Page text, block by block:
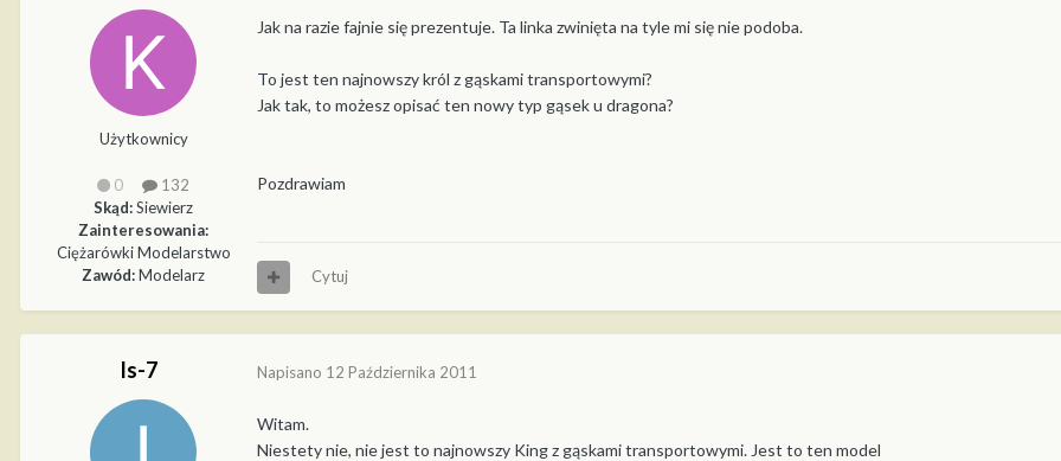
Użytkownicy
0
132
Skąd:Siewierz
Zainteresowania:
Ciężarówki Modelarstwo
Zawód:Modelarz
Jak na razie fajnie się prezentuje. Ta linka zwinięta na tyle mi się nie podoba.
To jest ten najnowszy król z gąskami transportowymi?
Jak tak, to możesz opisać ten nowy typ gąsek u dragona?
Pozdrawiam
Cytuj
Is-7 Napisano 12 Października 2011
Witam.
Niestety nie, nie jest to najnowszy King z gąskami transportowymi. Jest to ten model